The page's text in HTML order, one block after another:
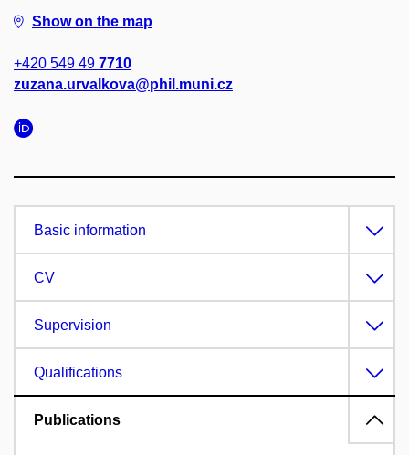
Show on the map
+420 549 49 7710
zuzana.urvalkova@phil.muni.cz
Basic information
CV
Supervision
Qualifications
Publications